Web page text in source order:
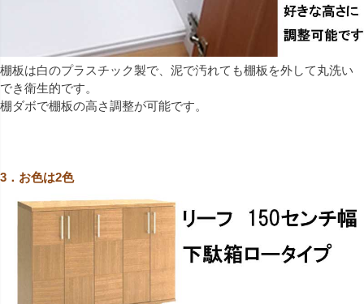
棚板は白のプラスチック製で、泥で汚れても棚板を外して丸洗い
でき衛生的です。
棚ダボで棚板の高さ調整が可能です。
3．お色は2色